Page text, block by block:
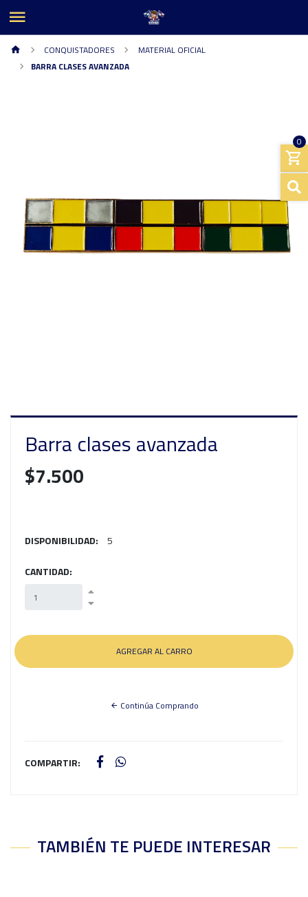
0
CONQUISTADORES
MATERIAL OFICIAL
BARRA CLASES AVANZADA
Barra clases avanzada
$7.500
DISPONIBILIDAD: 5
CANTIDAD:
Continúa Comprando
COMPARTIR:
TAMBIÉN TE PUEDE INTERESAR